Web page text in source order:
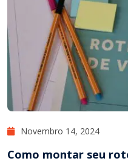
Novembro 14, 2024
Como montar seu